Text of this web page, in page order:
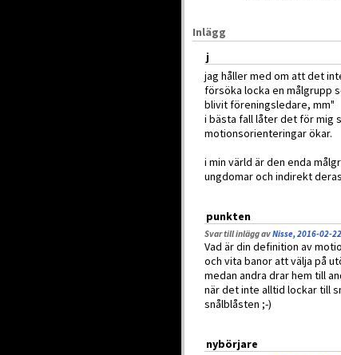
Inlägg
j
jag håller med om att det
försöka locka en målgrupp
blivit föreningsledare, mm"
i bästa fall låter det för mig
motionsorienteringar ökar.
i min värld är den enda
ungdomar och indirekt
punkten
Svar till inlägg avNisse, 2016-02-
Vad är din definition av
och vita banor att välja på
medan andra drar hem till
när det inte alltid lockar till
snålblåsten ;-)
nybörjare